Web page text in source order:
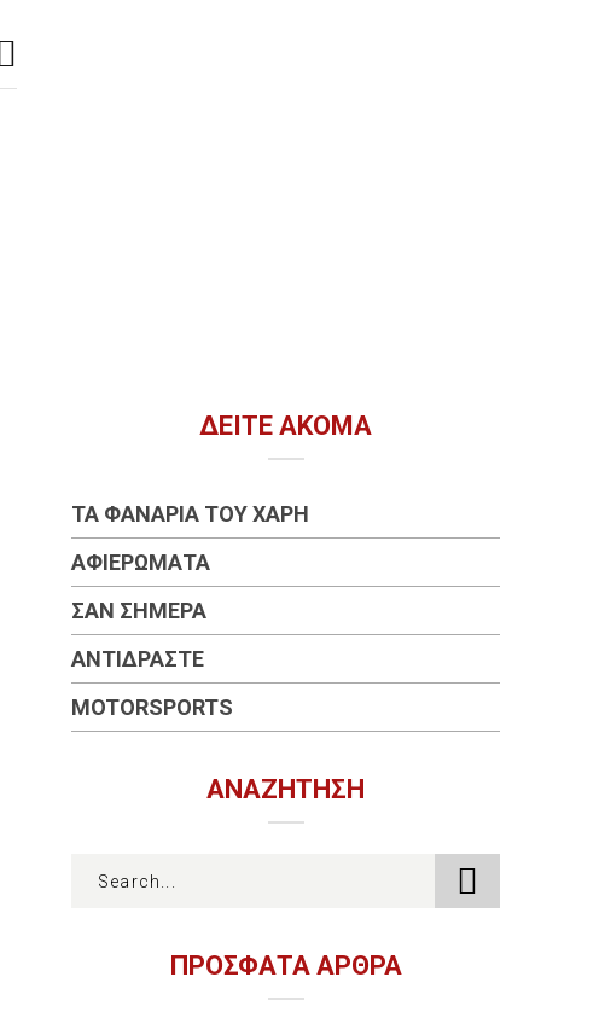
ΔΕΊΤΕ ΑΚΌΜΑ
ΤΑ ΦΑΝΆΡΙΑ ΤΟΥ ΧΆΡΗ
ΑΦΙΕΡΏΜΑΤΑ
ΣΑΝ ΣΉΜΕΡΑ
ΑΝΤΙΔΡΆΣΤΕ
MOTORSPORTS
ΑΝΑΖΉΤΗΣΗ
ΠΡΟΣΦΑΤΑ ΑΡΘΡΑ